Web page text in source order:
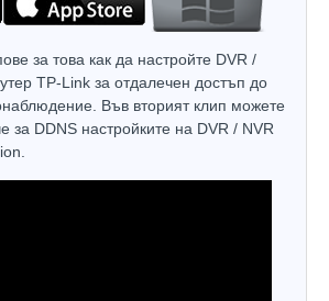
за това как да настройте DVR /
TP-Link за отдалечен достъп до
Във вторият клип можете
за DDNS настройките на DVR / NVR